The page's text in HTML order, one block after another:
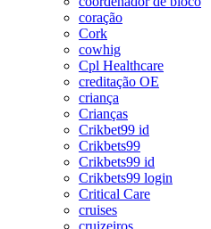
coração
Cork
cowhig
Cpl Healthcare
creditação OE
criança
Crianças
Crikbet99 id
Crikbets99
Crikbets99 id
Crikbets99 login
Critical Care
cruises
cruizeiros